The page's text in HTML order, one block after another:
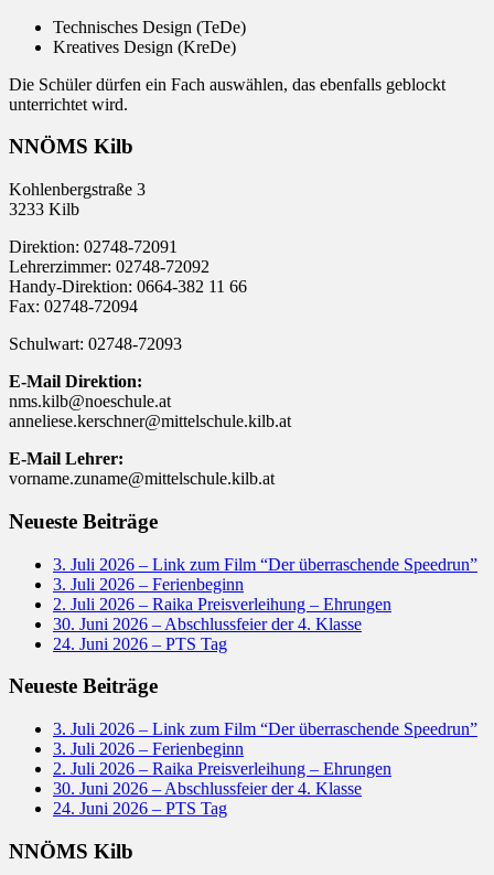
Technisches Design (TeDe)
Kreatives Design (KreDe)
Die Schüler dürfen ein Fach auswählen, das ebenfalls geblockt
unterrichtet wird.
NNÖMS Kilb
Kohlenbergstraße 3
3233 Kilb
Direktion: 02748-72091
Lehrerzimmer: 02748-72092
Handy-Direktion: 0664-382 11 66
Fax: 02748-72094
Schulwart: 02748-72093
E-Mail Direktion:
nms.kilb@noeschule.at
anneliese.kerschner@mittelschule.kilb.at
E-Mail Lehrer:
vorname.zuname@mittelschule.kilb.at
Neueste Beiträge
3. Juli 2026 – Link zum Film “Der überraschende Speedrun”
3. Juli 2026 – Ferienbeginn
2. Juli 2026 – Raika Preisverleihung – Ehrungen
30. Juni 2026 – Abschlussfeier der 4. Klasse
24. Juni 2026 – PTS Tag
Neueste Beiträge
3. Juli 2026 – Link zum Film “Der überraschende Speedrun”
3. Juli 2026 – Ferienbeginn
2. Juli 2026 – Raika Preisverleihung – Ehrungen
30. Juni 2026 – Abschlussfeier der 4. Klasse
24. Juni 2026 – PTS Tag
NNÖMS Kilb